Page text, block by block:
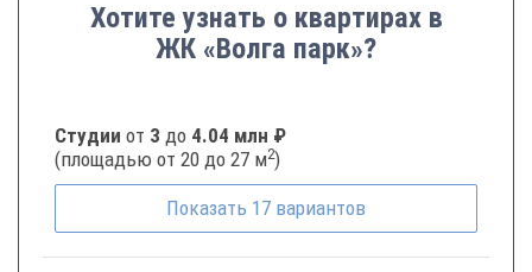
Хотите узнать о квартирах в
ЖК «Волга парк»?
Студии от 3 до 4.04 млн ₽
(площадью от 20 до 27 м2)
Показать 17 вариантов